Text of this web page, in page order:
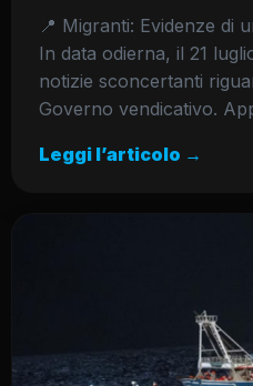
📍 Migranti: Evidenze di
In data odierna, il 21
notizie sconcertanti
Governo vendicativo.
Leggi l’articolo →